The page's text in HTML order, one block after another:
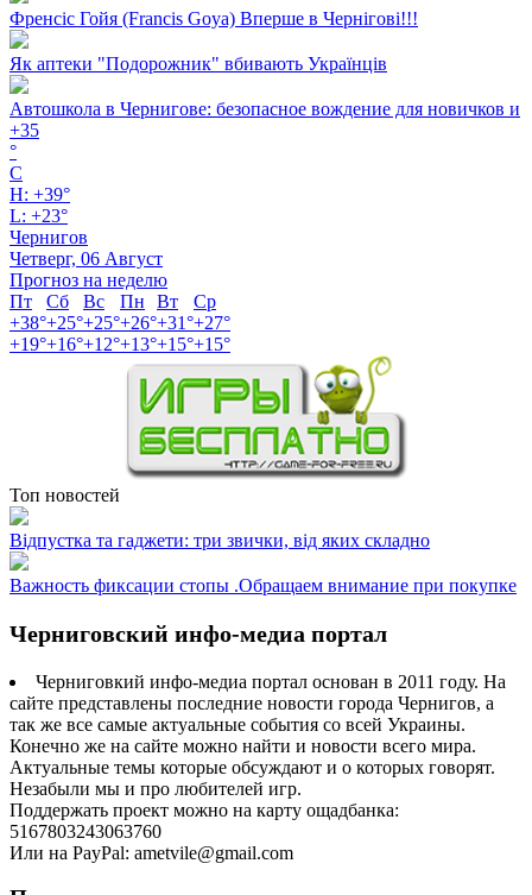
Френсіс Гойя (Francis Goya) Вперше в Чернігові!!!
Як аптеки "Подорожник" вбивають Українців
Автошкола в Чернигове: безопасное вождение для новичков и
+35
°
C
H: +39°
L: +23°
Чернигов
Четверг, 06 Август
Прогноз на неделю
Пт
Сб Вс Пн Вт
Ср
+38°+25°+25°+26°+31°+27°
+19°+16°+12°+13°+15°+15°
Топ новостей
Відпустка та гаджети: три звички, від яких складно
Важность фиксации стопы .Обращаем внимание при покупке
Черниговский инфо-медиа портал
Черниговкий инфо-медиа портал основан в 2011 году. На
сайте представлены последние новости города Чернигов, а
так же все самые актуальные события со всей Украины.
Конечно же на сайте можно найти и новости всего мира.
Актуальные темы которые обсуждают и о которых говорят.
Незабыли мы и про любителей игр.
Поддержать проект можно на карту ощадбанка:
5167803243063760
Или на PayPal: ametvile@gmail.com